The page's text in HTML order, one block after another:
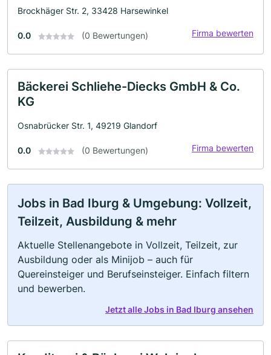
Brockhäger Str. 2, 33428 Harsewinkel
0.0 (0 Bewertungen) Firma bewerten
Bäckerei Schliehe-Diecks GmbH & Co.
KG
Osnabrücker Str. 1, 49219 Glandorf
0.0 (0 Bewertungen) Firma bewerten
Jobs in Bad Iburg & Umgebung: Vollzeit,
Teilzeit, Ausbildung & mehr
Aktuelle Stellenangebote in Vollzeit, Teilzeit, zur
Ausbildung oder als Minijob – auch für
Quereinsteiger und Berufseinsteiger. Einfach filtern
und bewerben.
Jetzt alle Jobs in Bad Iburg ansehen